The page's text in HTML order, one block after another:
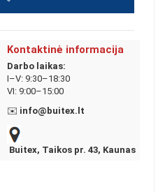
Kontaktinė informacija
Darbo laikas:
I–V: 9:30–18:30
VI: 9:00–15:00
✉️ info@buitex.lt
Buitex, Taikos pr. 43, Kaunas